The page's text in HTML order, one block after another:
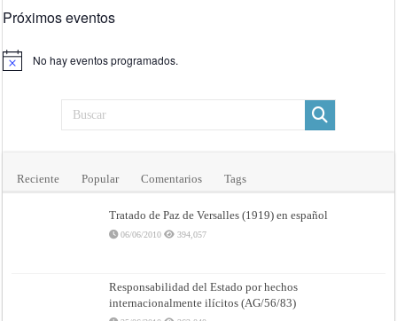
Próximos eventos
Aviso No hay eventos programados.
Reciente Popular Comentarios Tags
Tratado de Paz de Versalles (1919) en español
06/06/2010 394,057
Responsabilidad del Estado por hechos
internacionalmente ilícitos (AG/56/83)